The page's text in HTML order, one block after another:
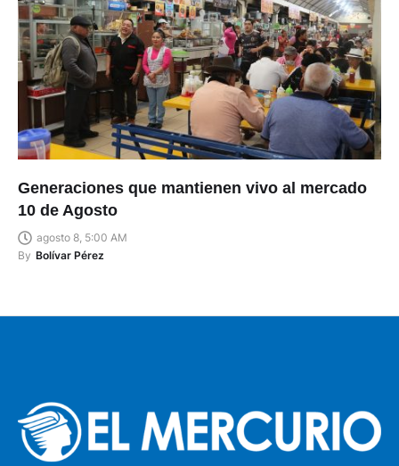
Generaciones que mantienen vivo al mercado
10 de Agosto
agosto 8, 5:00 AM
By Bolívar Pérez